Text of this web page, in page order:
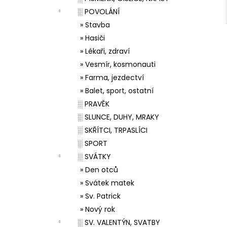
░ POVOLÁNÍ
» Stavba
» Hasiči
» Lékaři, zdraví
» Vesmír, kosmonauti
» Farma, jezdectví
» Balet, sport, ostatní
░ PRAVĚK
░ SLUNCE, DUHY, MRAKY
░ SKŘÍTCI, TRPASLÍCI
░ SPORT
░ SVÁTKY
» Den otců
» Svátek matek
» Sv. Patrick
» Nový rok
░ SV. VALENTÝN, SVATBY